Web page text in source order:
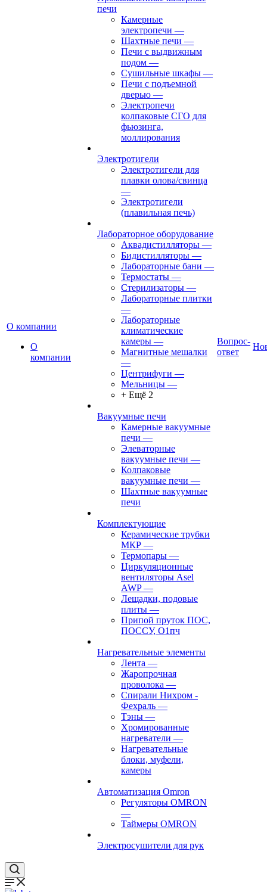
О компании
О
компании
печи
Камерные
электропечи —
Шахтные печи —
Печи с выдвижным
подом —
Сушильные шкафы —
Печи с подъемной
дверью —
Электропечи
колпаковые СГО для
фьюзинга,
моллирования
Электротигели
Электротигели для
плавки олова/свинца
—
Электротигели
(плавильная печь)
Лабораторное оборудование
Аквадистилляторы —
Бидистилляторы —
Лабораторные бани —
Термостаты —
Стерилизаторы —
Лабораторные плитки
—
Лабораторные
климатические
камеры —
Магнитные мешалки
—
Центрифуги —
Мельницы —
+ Ещё 2
Вакуумные печи
Камерные вакуумные
печи —
Элеваторные
вакуумные печи —
Колпаковые
вакуумные печи —
Шахтные вакуумные
печи
Комплектующие
Керамические трубки
МКР —
Термопары —
Циркуляционные
вентиляторы Asel
AWP—
Лещадки, подовые
плиты —
Припой пруток ПОС,
ПОССУ, О1пч
Нагревательные элементы
Лента —
Жаропрочная
проволока —
Спирали Нихром -
Фехраль —
Тэны —
Хромированные
нагреватели —
Нагревательные
блоки, муфели,
камеры
Автоматизация Omron
Регуляторы OMRON
—
Таймеры OMRON
Электросушители для рук
Вопрос-
ответ